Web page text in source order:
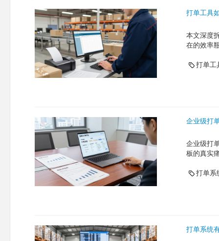
打单工具
本文深度
在的效率
打单工
企业级打
企业级打
板的真实
打单系
打单系统